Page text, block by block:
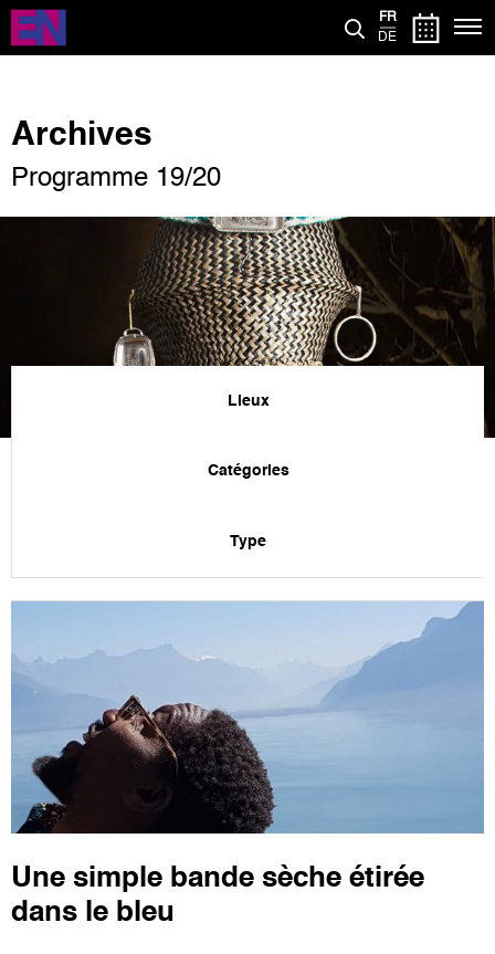
Aller
contenu
FR
DE
Archives
Programme 19/20
Lieux
Catégories
Type
Une simple bande sèche étirée
dans le bleu